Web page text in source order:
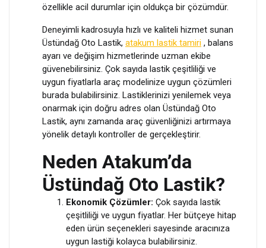
özellikle acil durumlar için oldukça bir çözümdür.
Deneyimli kadrosuyla hızlı ve kaliteli hizmet sunan
Üstündağ Oto Lastik, atakum lastik tamiri , balans
ayarı ve değişim hizmetlerinde uzman ekibe
güvenebilirsiniz. Çok sayıda lastik çeşitliliği ve
uygun fiyatlarla araç modelinize uygun çözümleri
burada bulabilirsiniz. Lastiklerinizi yenilemek veya
onarmak için doğru adres olan Üstündağ Oto
Lastik, aynı zamanda araç güvenliğinizi artırmaya
yönelik detaylı kontroller de gerçekleştirir.
Neden Atakum’da
Üstündağ Oto Lastik?
Ekonomik Çözümler: Çok sayıda lastik
çeşitliliği ve uygun fiyatlar. Her bütçeye hitap
eden ürün seçenekleri sayesinde aracınıza
uygun lastiği kolayca bulabilirsiniz.